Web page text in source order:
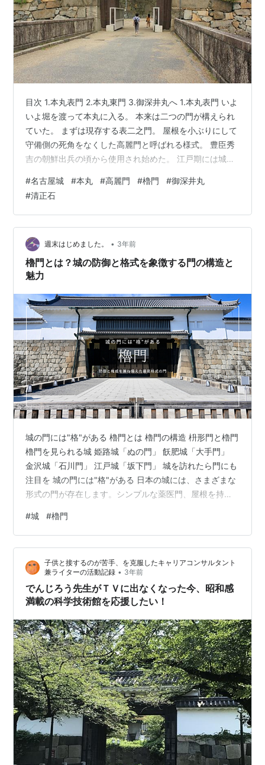
目次 1.本丸表門 2.本丸東門 3.御深井丸へ 1.本丸表門 いよ
いよ堀を渡って本丸に入る。 本来は二つの門が構えられ
ていた。 まずは現存する表二之門。 屋根を小ぶりにして
守備側の死角をなくした高麗門と呼ばれる様式。 豊臣秀
吉の朝鮮出兵の頃から使用され始めた。 江戸期には城郭
の両側にある袖塀には、鉄砲を撃つための狭間を設えて
いる。 扉や柱は鉄張りで、城内でも屈指の堅固な構造
だ。 この奥にあった一之門とあわせて桝形を構成してい
る。 門と背の高い石垣に囲まれたスペースで敵を迎撃す
る仕組みだ。 戦災で焼失した一之門について。 櫓門の構
造で、石垣の…
#名古屋城 #本丸 #高麗門 #櫓門 #御深井丸
#清正石
週末はじめました。 • 3年前
櫓門とは？城の防御と格式を象徴する門の構造と
魅力
城の門には"格"がある 櫓門とは 櫓門の構造 枡形門と櫓門
櫓門を見られる城 姫路城「ぬの門」 飫肥城「大手門」
金沢城「石川門」 江戸城「坂下門」 城を訪れたら門にも
注目を 城の門には"格"がある 日本の城には、さまざまな
形式の門が存在します。シンプルな薬医門、屋根を持つ
で、櫓門は最も格式が高い門とされています。大手門や
本丸への入口など、城の要所に設けられ、防御の要であ
ると同時に、城主の権威を示す象徴でもありました。 こ
の記事では、櫓門の構造や役割、そして実際に見ること
ができる城を紹介します。城巡りの際、門に注目するき
っかけになれば幸いです。…
#城 #櫓門
子供と接するのが苦手、を克服したキャリアコンサルタント
兼ライターの活動記録 • 3年前
でんじろう先生がＴＶに出なくなった今、昭和感
満載の科学技術館を応援したい！